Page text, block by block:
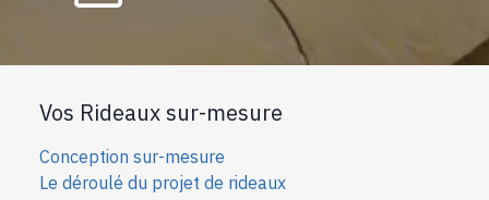
Vos Rideaux sur-mesure
Conception sur-mesure
Le déroulé du projet de rideaux